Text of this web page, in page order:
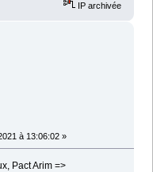
IP archivée
à 13:06:02 »
Pact Arim =>